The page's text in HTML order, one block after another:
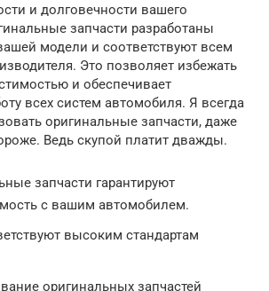
и долговечности вашего
запчасти разработаны
модели и соответствуют всем
Это позволяет избежать
и обеспечивает
всех систем автомобиля. Я всегда
оригинальные запчасти, даже
Ведь скупой платит дважды.
запчасти гарантируют
с вашим автомобилем.
высоким стандартам
оригинальных запчастей